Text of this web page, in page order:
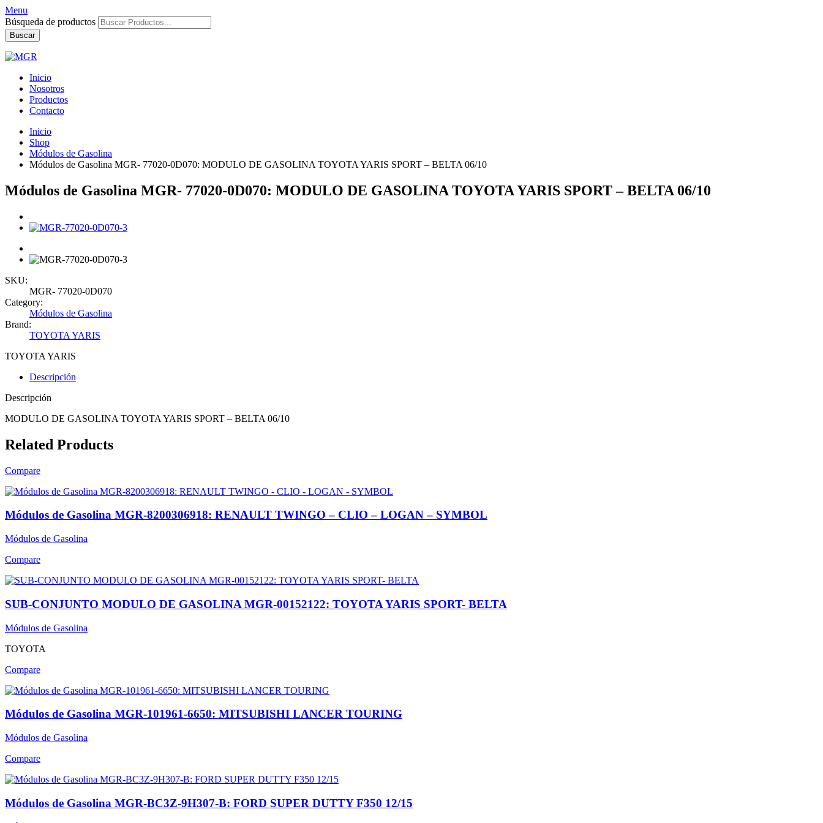
Menu
Búsqueda de productos
Buscar
Inicio
Nosotros
Productos
Contacto
Inicio
Shop
Módulos de Gasolina
Módulos de Gasolina MGR- 77020-0D070: MODULO DE GASOLINA TOYOTA YARIS SPORT – BELTA 06/10
Módulos de Gasolina MGR- 77020-0D070: MODULO DE GASOLINA TOYOTA YARIS SPORT – BELTA 06/10
SKU:
MGR- 77020-0D070
Category:
Módulos de Gasolina
Brand:
TOYOTA YARIS
TOYOTA YARIS
Descripción
Descripción
MODULO DE GASOLINA TOYOTA YARIS SPORT – BELTA 06/10
Related Products
Compare
Módulos de Gasolina MGR-8200306918: RENAULT TWINGO – CLIO – LOGAN – SYMBOL
Módulos de Gasolina
Compare
SUB-CONJUNTO MODULO DE GASOLINA MGR-00152122: TOYOTA YARIS SPORT- BELTA
Módulos de Gasolina
TOYOTA
Compare
Módulos de Gasolina MGR-101961-6650: MITSUBISHI LANCER TOURING
Módulos de Gasolina
Compare
Módulos de Gasolina MGR-BC3Z-9H307-B: FORD SUPER DUTTY F350 12/15